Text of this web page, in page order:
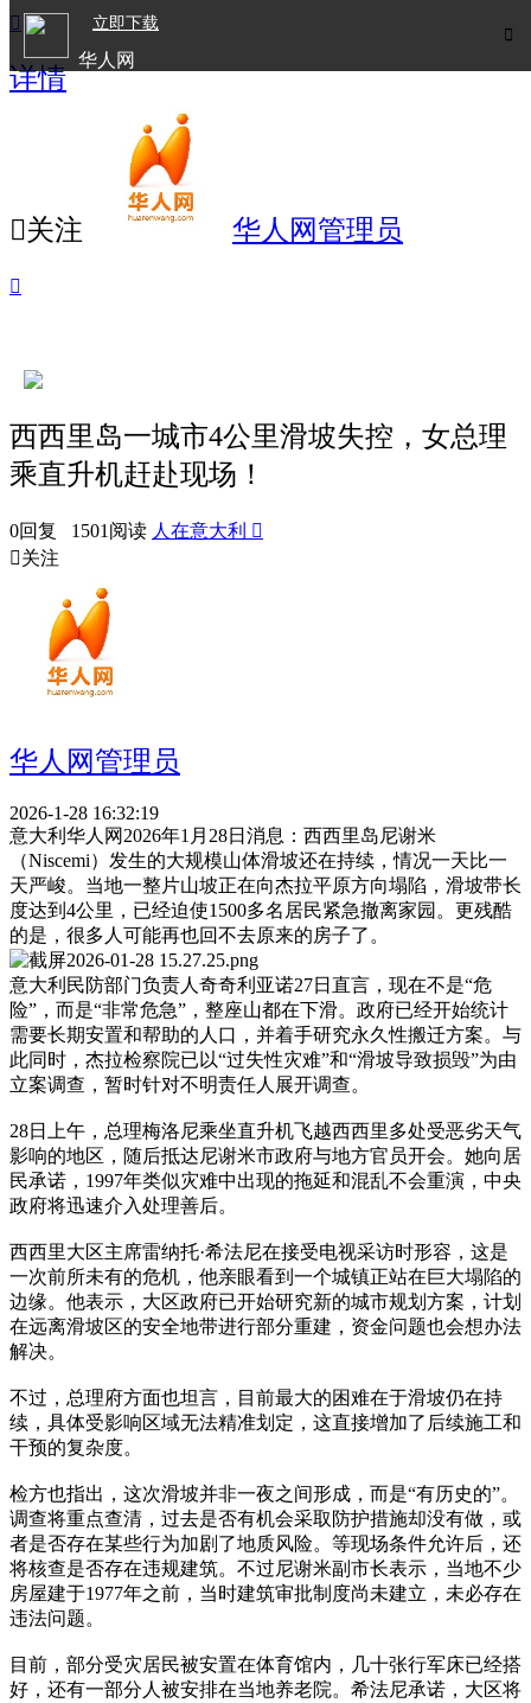

立即下载
华人网

详情
关注 华人网管理员

西西里岛一城市4公里滑坡失控，女总理
乘直升机赶赴现场！
0回复 1501阅读 人在意大利 
关注
华人网管理员
2026-1-28 16:32:19
意大利华人网2026年1月28日消息：西西里岛尼谢米
（Niscemi）发生的大规模山体滑坡还在持续，情况一天比一
天严峻。当地一整片山坡正在向杰拉平原方向塌陷，滑坡带长
度达到4公里，已经迫使1500多名居民紧急撤离家园。更残酷
的是，很多人可能再也回不去原来的房子了。
意大利民防部门负责人奇奇利亚诺27日直言，现在不是“危
险”，而是“非常危急”，整座山都在下滑。政府已经开始统计
需要长期安置和帮助的人口，并着手研究永久性搬迁方案。与
此同时，杰拉检察院已以“过失性灾难”和“滑坡导致损毁”为由
立案调查，暂时针对不明责任人展开调查。
28日上午，总理梅洛尼乘坐直升机飞越西西里多处受恶劣天气
影响的地区，随后抵达尼谢米市政府与地方官员开会。她向居
民承诺，1997年类似灾难中出现的拖延和混乱不会重演，中央
政府将迅速介入处理善后。
西西里大区主席雷纳托·希法尼在接受电视采访时形容，这是
一次前所未有的危机，他亲眼看到一个城镇正站在巨大塌陷的
边缘。他表示，大区政府已开始研究新的城市规划方案，计划
在远离滑坡区的安全地带进行部分重建，资金问题也会想办法
解决。
不过，总理府方面也坦言，目前最大的困难在于滑坡仍在持
续，具体受影响区域无法精准划定，这直接增加了后续施工和
干预的复杂度。
检方也指出，这次滑坡并非一夜之间形成，而是“有历史的”。
调查将重点查清，过去是否有机会采取防护措施却没有做，或
者是否存在某些行为加剧了地质风险。等现场条件允许后，还
将核查是否存在违规建筑。不过尼谢米副市长表示，当地不少
房屋建于1977年之前，当时建筑审批制度尚未建立，未必存在
违法问题。
目前，部分受灾居民被安置在体育馆内，几十张行军床已经搭
好，还有一部分人被安排在当地养老院。希法尼承诺，大区将